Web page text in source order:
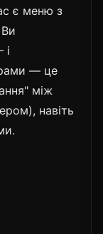
є меню з
і
— це
між
навіть